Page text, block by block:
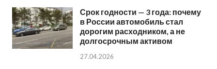
Срок годности — 3 года: почему
в России автомобиль стал
дорогим расходником, а не
долгосрочным активом
27.04.2026